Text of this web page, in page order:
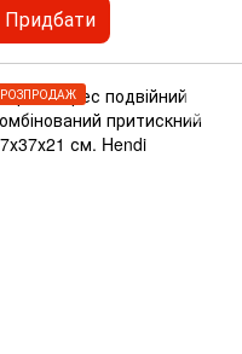
Придбати
РОЗПРОДАЖ